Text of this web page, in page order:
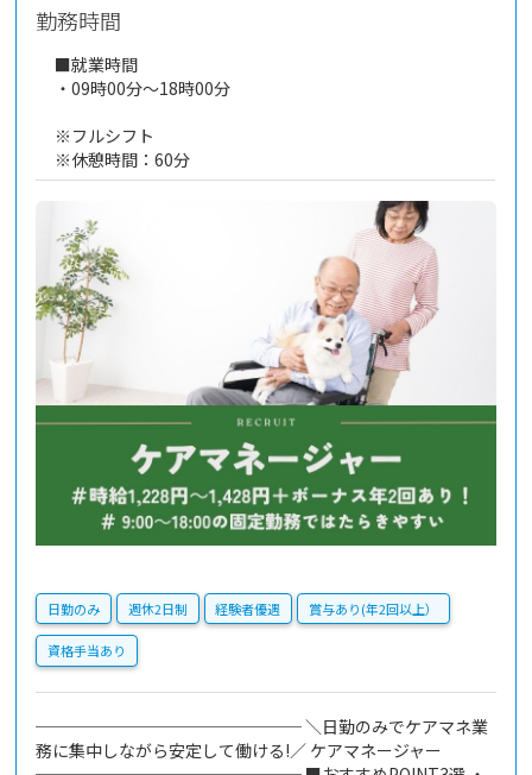
勤務時間
■就業時間
・09時00分～18時00分
※フルシフト
※休憩時間：60分
日勤のみ 週休2日制 経験者優遇 賞与あり(年2回以上）
資格手当あり
──────────────── ＼日勤のみでケアマネ業
務に集中しながら安定して働ける!／ ケアマネージャー